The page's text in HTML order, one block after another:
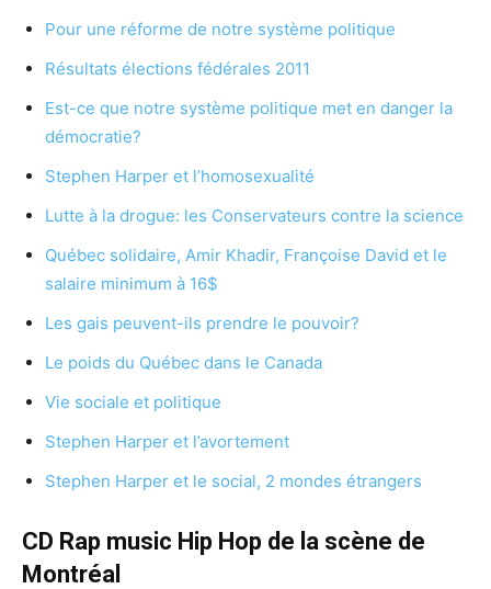
Pour une réforme de notre système politique
Résultats élections fédérales 2011
Est-ce que notre système politique met en danger la
démocratie?
Stephen Harper et l’homosexualité
Lutte à la drogue: les Conservateurs contre la science
Québec solidaire, Amir Khadir, Françoise David et le
salaire minimum à 16$
Les gais peuvent-ils prendre le pouvoir?
Le poids du Québec dans le Canada
Vie sociale et politique
Stephen Harper et l’avortement
Stephen Harper et le social, 2 mondes étrangers
CD Rap music Hip Hop de la scène de
Montréal